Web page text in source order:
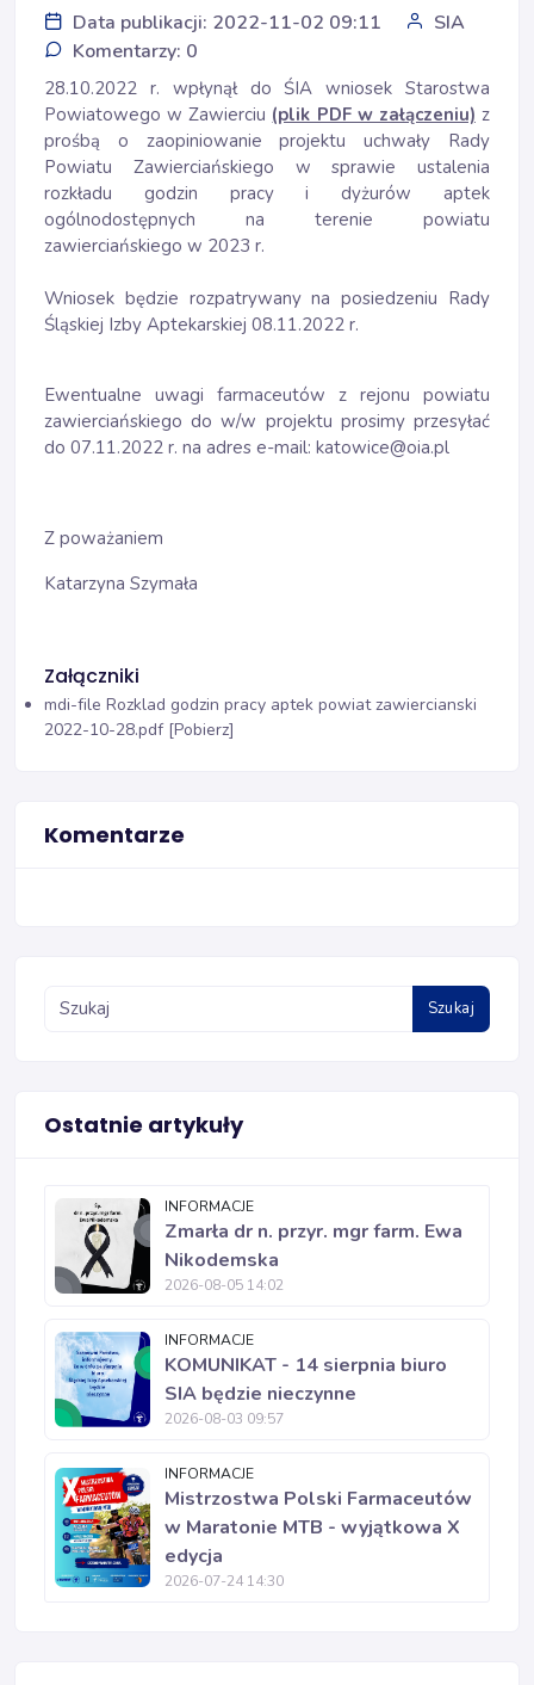
Data publikacji: 2022-11-02 09:11
SIA
Komentarzy: 0
28.10.2022 r. wpłynął do ŚIA wniosek Starostwa
Powiatowego w Zawierciu (plik PDF w załączeniu) z
prośbą o zaopiniowanie projektu uchwały Rady
Powiatu Zawierciańskiego w sprawie ustalenia
rozkładu godzin pracy i dyżurów aptek
ogólnodostępnych na terenie powiatu
zawierciańskiego w 2023 r.
Wniosek będzie rozpatrywany na posiedzeniu Rady
Śląskiej Izby Aptekarskiej 08.11.2022 r.
Ewentualne uwagi farmaceutów z rejonu powiatu
zawierciańskiego do w/w projektu prosimy przesyłać
do 07.11.2022 r. na adres e-mail: katowice@oia.pl
Z poważaniem
Katarzyna Szymała
Załączniki
mdi-file Rozklad godzin pracy aptek powiat zawiercianski
2022-10-28.pdf [Pobierz]
Komentarze
Szukaj
Ostatnie artykuły
INFORMACJE
Zmarła dr n. przyr. mgr farm. Ewa
Nikodemska
2026-08-05 14:02
INFORMACJE
KOMUNIKAT - 14 sierpnia biuro
SIA będzie nieczynne
2026-08-03 09:57
INFORMACJE
Mistrzostwa Polski Farmaceutów
w Maratonie MTB - wyjątkowa X
edycja
2026-07-24 14:30